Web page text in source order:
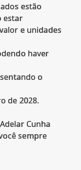
estão
estar
e unidades
haver
o
de 2028.
Cunha
sempre